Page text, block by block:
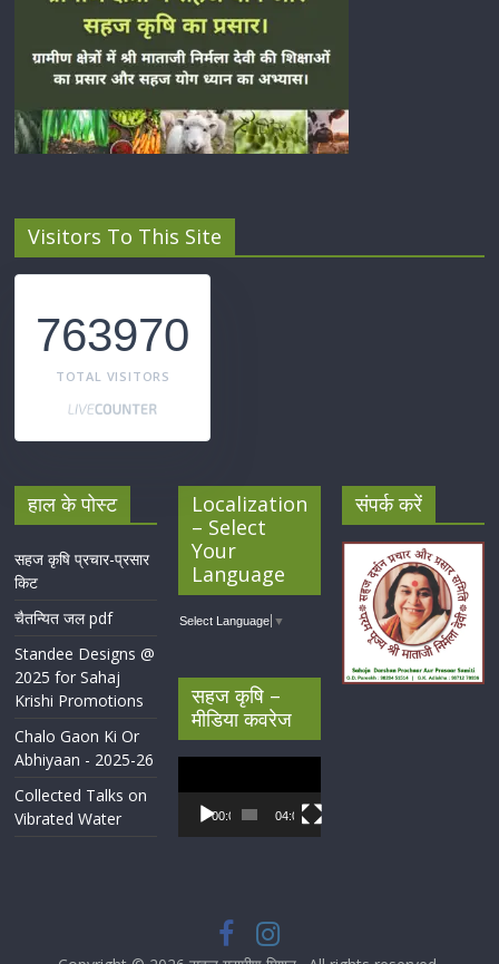
Visitors To This Site
763970
TOTAL VISITORS
हाल के पोस्ट
सहज कृषि प्रचार-प्रसार
किट
चैतन्यित जल pdf
Standee Designs @
2025 for Sahaj
Krishi Promotions
Chalo Gaon Ki Or
Abhiyaan - 2025-26
Collected Talks on
Vibrated Water
Localization
– Select
Your
Language
Select Language ▼
सहज कृषि –
मीडिया कवरेज
Player
00:00 04:07
संपर्क करें